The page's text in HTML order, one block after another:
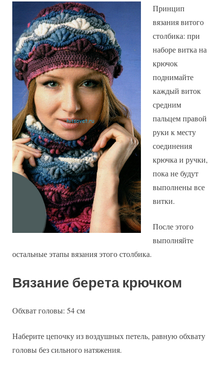
Принцип
вязания витого
столбика: при
наборе витка на
крючок
поднимайте
каждый виток
средним
пальцем правой
руки к месту
соединения
крючка и ручки,
пока не будут
выполнены все
витки.
После этого
выполняйте
остальные этапы вязания этого столбика.
Вязание берета крючком
Обхват головы: 54 см
Наберите цепочку из воздушных петель, равную обхвату
головы без сильного натяжения.